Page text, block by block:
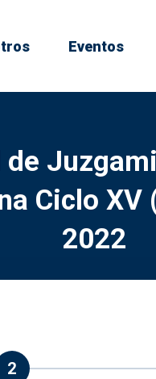
Eventos
de
Ciclo XV
2022
2